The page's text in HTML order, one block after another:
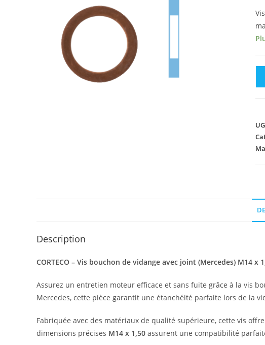
Description
CORTECO – Vis bouchon de vidange avec joint (Mercedes) M14 x
Assurez un entretien moteur efficace et sans fuite grâce à la vis
Mercedes, cette pièce garantit une étanchéité parfaite lors de la
Fabriquée avec des matériaux de qualité supérieure, cette vis
dimensions précises M14 x 1,50 assurent une compatibilité